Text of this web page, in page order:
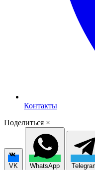
Контакты
Поделиться ×
VK WhatsApp